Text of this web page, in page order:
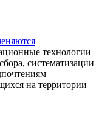
технологии
систематизации
на территории